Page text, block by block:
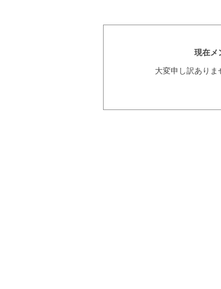
現在メ
大変申し訳あり